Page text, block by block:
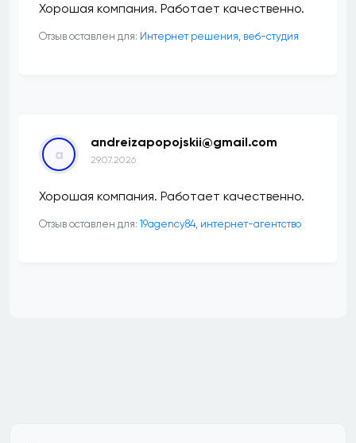
Хорошая компания. Работает качественно.
Отзыв оставлен для: Интернет решения, веб-студия
a
andreizapopojskii@gmail.com
29.07.2026
Хорошая компания. Работает качественно.
Отзыв оставлен для: 19agency84, интернет-агентство